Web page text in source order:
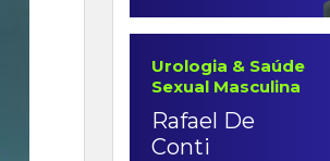
Urologia & Saúde
Sexual Masculina
Rafael De
Conti